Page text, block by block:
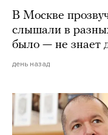
В Москве
слышали в
было — не
день назад